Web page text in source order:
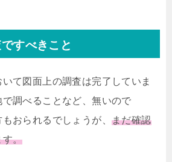
すべきこと
て図面上の調査は完了していま
調べることなど、無いので
おられるでしょうが、 まだ確認
す。